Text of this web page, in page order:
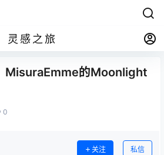
灵感之旅
MisuraEmme的Moonlight
0
关注 私信